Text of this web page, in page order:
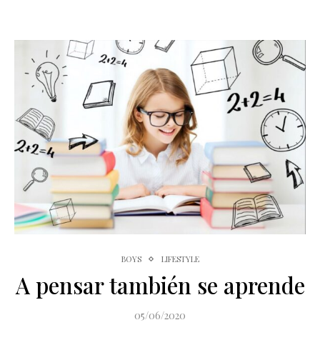
BOYS LIFESTYLE
A pensar también se aprende
05/06/2020